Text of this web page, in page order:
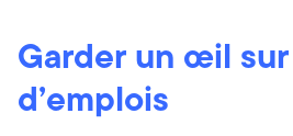
Garder un œil
d’emplois